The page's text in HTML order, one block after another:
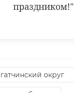
праздником!"
гатчинский округ